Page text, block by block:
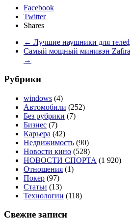
Facebook
Twitter
Shares
← Лучшие наушники для
Самый мощный минивэн Zafira
→
Рубрики
windows (4)
Автомобили (252)
Без рубрики (7)
Бизнес (7)
Карьера (42)
Недвижимость (90)
Новости кино (528)
НОВОСТИ СПОРТА (1 920)
Отношения (1)
Покер (97)
Статьи (13)
Технологии (118)
Свежие записи